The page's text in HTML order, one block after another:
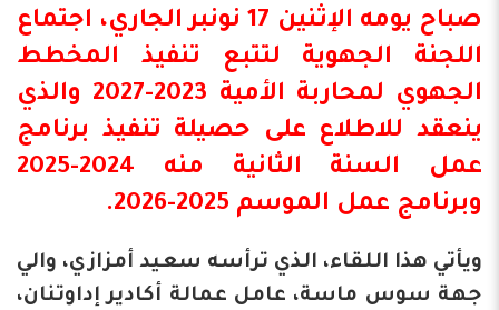
صباح يومه الإثنين 17 نونبر الجاري، اجتماع
اللجنة الجهوية لتتبع تنفيذ المخطط
الجهوي لمحاربة الأمية 2023-2027 والذي
ينعقد للاطلاع على حصيلة تنفيذ برنامج
عمل السنة الثانية منه 2024-2025
وبرنامج عمل الموسم 2025-2026.
ويأتي هذا اللقاء، الذي ترأسه سعيد أمزازي، والي
جهة سوس ماسة، عامل عمالة أكادير إداوتنان،